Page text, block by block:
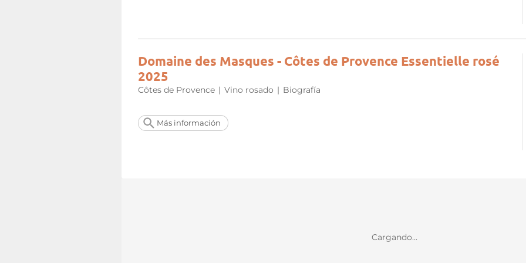
Domaine des Masques - Côtes de Provence Essentielle rosé
2025
Côtes de Provence | Vino rosado | Biografía
Más información
Cargando...